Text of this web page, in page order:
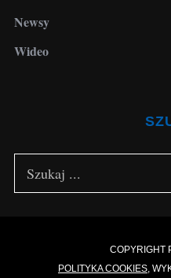
Newsy
Wideo
COPYRIGHT
POLITYKA COOKIES,